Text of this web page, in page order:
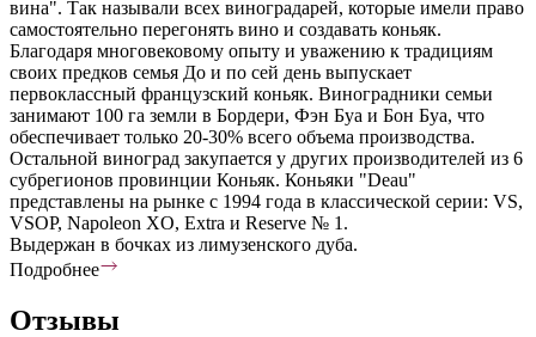
вина". Так называли всех виноградарей, которые имели право
самостоятельно перегонять вино и создавать коньяк.
Благодаря многовековому опыту и уважению к традициям
своих предков семья До и по сей день выпускает
первоклассный французский коньяк. Виноградники семьи
занимают 100 га земли в Бордери, Фэн Буа и Бон Буа, что
обеспечивает только 20-30% всего объема производства.
Остальной виноград закупается у других производителей из 6
субрегионов провинции Коньяк. Коньяки "Deau"
представлены на рынке с 1994 года в классической серии: VS,
VSOP, Napoleon XO, Extra и Reserve № 1.
Выдержан в бочках из лимузенского дуба.
Подробнее
Отзывы